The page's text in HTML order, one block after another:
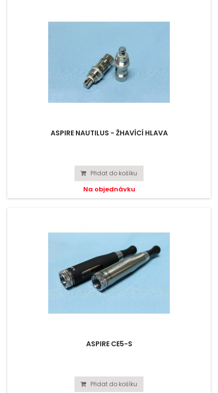
ASPIRE NAUTILUS - ŽHAVÍCÍ HLAVA
Přidat do košíku
Na objednávku
ASPIRE CE5-S
Přidat do košíku